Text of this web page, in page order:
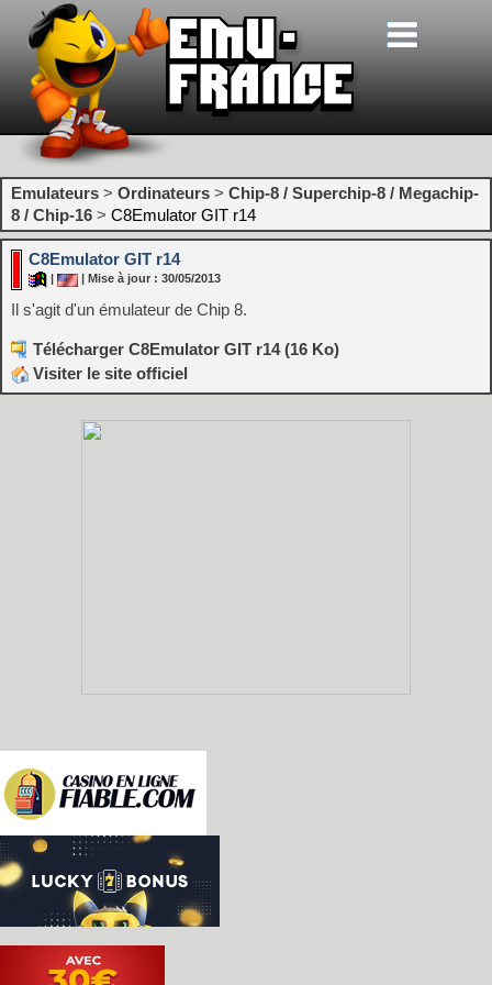
Emulateurs > Ordinateurs > Chip-8 / Superchip-8 / Megachip-
8 / Chip-16 > C8Emulator GIT r14
C8Emulator GIT r14
| Mise à jour : 30/05/2013
Il s'agit d'un émulateur de Chip 8.
Télécharger C8Emulator GIT r14 (16 Ko)
Visiter le site officiel